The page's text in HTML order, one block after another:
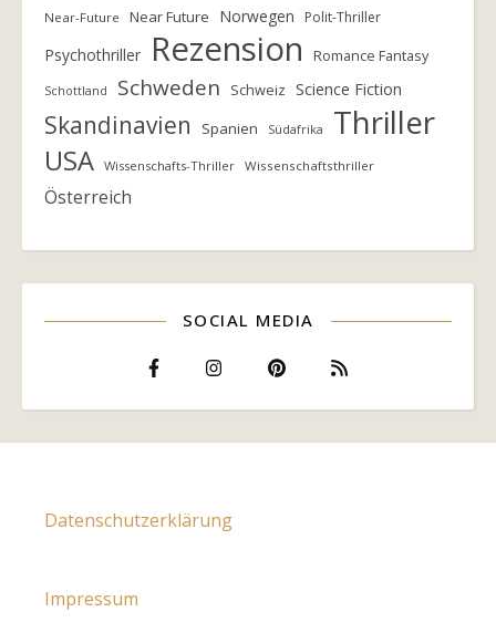
Near-Future Near Future Norwegen Polit-Thriller
Psychothriller Rezension Romance Fantasy
Schottland Schweden Schweiz Science Fiction
Skandinavien Spanien Südafrika Thriller
USA Wissenschafts-Thriller Wissenschaftsthriller
Österreich
SOCIAL MEDIA
Datenschutzerklärung
Impressum